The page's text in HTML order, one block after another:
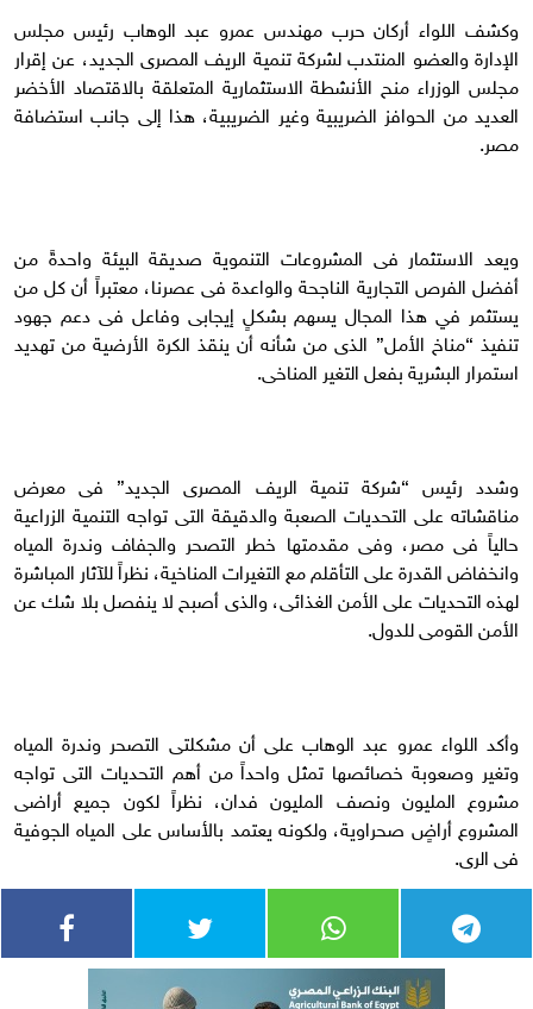
وكشف اللواء أركان حرب مهندس عمرو عبد الوهاب رئيس مجلس
الإدارة والعضو المنتدب لشركة تنمية الريف المصرى الجديد، عن إقرار
مجلس الوزراء منح الأنشطة الاستثمارية المتعلقة بالاقتصاد الأخضر
العديد من الحوافز الضريبية وغير الضريبية، هذا إلى جانب استضافة
مصر.
ويعد الاستثمار فى المشروعات التنموية صديقة البيئة واحدةً من
أفضل الفرص التجارية الناجحة والواعدة فى عصرنا، معتبراً أن كل من
يستثمر في هذا المجال يسهم بشكلٍ إيجابى وفاعل فى دعم جهود
تنفيذ “مناخ الأمل” الذى من شأنه أن ينقذ الكرة الأرضية من تهديد
استمرار البشرية بفعل التغير المناخى.
وشدد رئيس “شركة تنمية الريف المصرى الجديد” فى معرض
مناقشاته على التحديات الصعبة والدقيقة التى تواجه التنمية الزراعية
حالياً فى مصر، وفى مقدمتها خطر التصحر والجفاف وندرة المياه
وانخفاض القدرة على التأقلم مع التغيرات المناخية، نظراً للآثار المباشرة
لهذه التحديات على الأمن الغذائى، والذى أصبح لا ينفصل بلا شك عن
الأمن القومى للدول.
وأكد اللواء عمرو عبد الوهاب على أن مشكلتى التصحر وندرة المياه
وتغير وصعوبة خصائصها تمثل واحداً من أهم التحديات التى تواجه
مشروع المليون ونصف المليون فدان، نظراً لكون جميع أراضى
المشروع أراضٍ صحراوية، ولكونه يعتمد بالأساس على المياه الجوفية
فى الرى.